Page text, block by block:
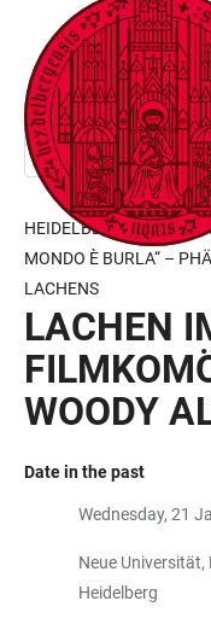
ACCESSIBILITY
LINKS
JUMP
TO
MAIN
CONTENT
OPEN
MAIN
NAVIGATION
OPEN
SEARCH
FORM
This page is only
HEIDELBERGER
MONDO È BURLA“ –
LACHENS
LACHEN
WOODY
Date in the past
Wednesday, 21
Neue
Heidelberg